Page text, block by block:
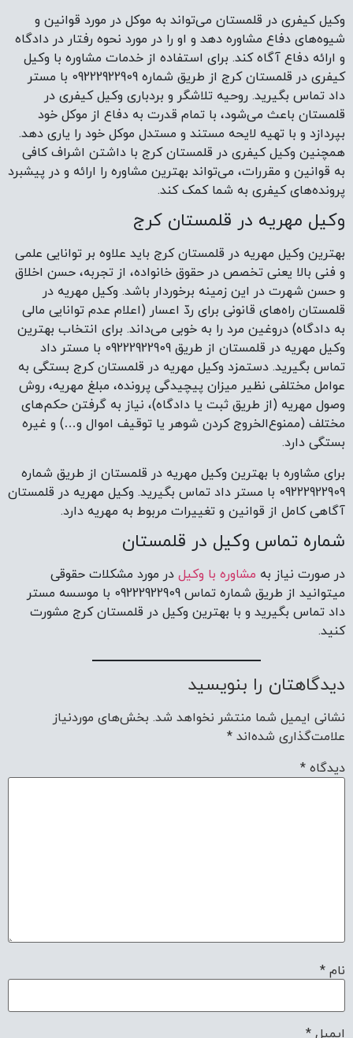
وکیل کیفری در قلمستان می‌تواند به موکل در مورد قوانین و
شیوه‌های دفاع مشاوره دهد و او را در مورد نحوه رفتار در دادگاه
و ارائه دفاع آگاه کند. برای استفاده از خدمات مشاوره با وکیل
کیفری در قلمستان کرج از طریق شماره 09222922909 با مستر
داد تماس بگیرید. روحیه تلاشگر و بردباری وکیل کیفری در
قلمستان باعث می‌شود، با تمام قدرت به دفاع از موکل خود
بپردازد و با تهیه لایحه مستند و مستدل موکل خود را یاری دهد.
همچنین وکیل کیفری در قلمستان کرج با داشتن اشراف کافی
به قوانین و مقررات، می‌تواند بهترین مشاوره را ارائه و در پیشبرد
پرونده‌های کیفری به شما کمک کند.
وکیل مهریه در قلمستان کرج
بهترین وکیل مهریه در قلمستان کرج باید علاوه بر توانایی علمی
و فنی بالا یعنی تخصص در حقوق خانواده، از تجربه، حسن اخلاق
و حسن شهرت در این زمینه برخوردار باشد. وکیل مهریه در
قلمستان راه‌های قانونی برای ردّ اعسار (اعلام عدم توانایی مالی
به دادگاه) دروغین مرد را به خوبی می‌داند. برای انتخاب بهترین
وکیل مهریه در قلمستان از طریق 09222922909 با مستر داد
تماس بگیرید. دستمزد وکیل مهریه در قلمستان کرج بستگی به
عوامل مختلفی نظیر میزان پیچیدگی پرونده، مبلغ مهریه، روش
وصول مهریه (از طریق ثبت یا دادگاه)، نیاز به گرفتن حکم‌های
مختلف (ممنوع‌الخروج کردن شوهر یا توقیف اموال و…) و غیره
بستگی دارد.
برای مشاوره با بهترین وکیل مهریه در قلمستان از طریق شماره
09222922909 با مستر داد تماس بگیرید. وکیل مهریه در قلمستان
آگاهی کامل از قوانین و تغییرات مربوط به مهریه دارد.
شماره تماس وکیل در قلمستان
در صورت نیاز به مشاوره با وکیل در مورد مشکلات حقوقی
میتوانید از طریق شماره تماس 09222922909 با موسسه مستر
داد تماس بگیرید و با بهترین وکیل در قلمستان کرج مشورت
کنید.
دیدگاهتان را بنویسید
نشانی ایمیل شما منتشر نخواهد شد. بخش‌های موردنیاز
علامت‌گذاری شده‌اند *
دیدگاه *
نام *
ایمیل *